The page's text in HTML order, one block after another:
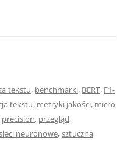
tekstu, benchmarki, BERT, F1-
tekstu, metryki jakości, micro
precision, przegląd
neuronowe,sztuczna